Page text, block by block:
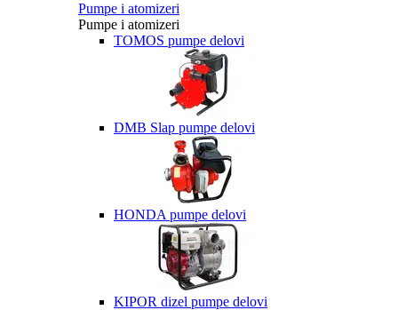
Pumpe i atomizeri
Pumpe i atomizeri
TOMOS pumpe delovi
DMB Slap pumpe delovi
HONDA pumpe delovi
KIPOR dizel pumpe delovi